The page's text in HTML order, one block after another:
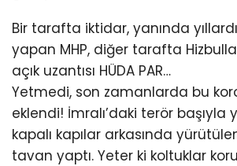
Bir tarafta iktidar, yanında
yapan MHP, diğer tarafta
açık uzantısı HÜDA PAR…
Yetmedi, son zamanlarda bu
eklendi! İmralı’daki terör başıyla
kapalı kapılar arkasında
tavan yaptı. Yeter ki koltuklar